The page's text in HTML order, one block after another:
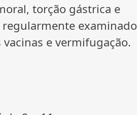
torção gástrica e
examinado
e vermifugação.